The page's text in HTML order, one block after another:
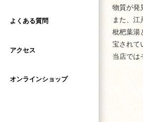
よくある質問
アクセス
オンラインショップ
物質が発
また、江
枇杷葉湯
宝されて
当店では
投